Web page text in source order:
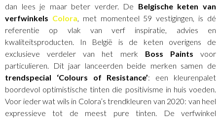
dan lees je maar beter verder. De Belgische keten van
verfwinkels Colora, met momen­teel 59 vestigingen, is dé
referentie op vlak van verf­ inspiratie, advies en
kwaliteitsproducten. In België is de keten overigens de
exclusieve verdeler van het merk Boss Paints voor
particulieren. Dit jaar lanceerden beide merken samen de
trendspecial ‘Colours of Resistance’: een kleurenpalet
boordevol optimistische tinten die positivisme in huis voeden.
Voor ieder wat wils in Colora’s trendkleuren van 2020: van heel
expressieve tot de meest pure tinten. De verfwinkel